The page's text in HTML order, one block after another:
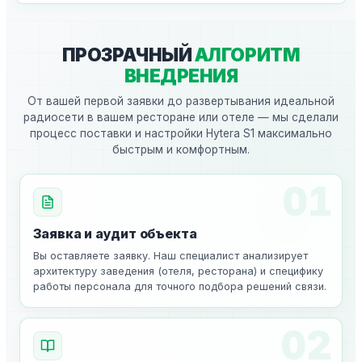
ПРОЗРАЧНЫЙАЛГОРИТМ
ВНЕДРЕНИЯ
От вашей первой заявки до развертывания идеальной
радиосети в вашем ресторане или отеле — мы сделали
процесс поставки и настройки Hytera S1 максимально
быстрым и комфортным.
Заявка и аудит объекта
Вы оставляете заявку. Наш специалист анализирует
архитектуру заведения (отеля, ресторана) и специфику
работы персонала для точного подбора решений связи.